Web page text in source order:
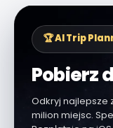
🏆 AI Trip
Pobierz
Odkryj najlepsze
milion miejsc.